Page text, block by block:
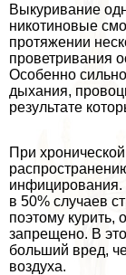
Выкуривание
никотиновые
протяжении
проветривания
Особенно
дыхания,
результате
При
инфицирования.
в 50% случаев
поэтому курить,
запрещено. В
больший вред,
воздуха.